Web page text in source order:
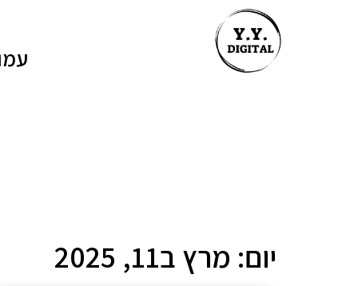
יום: מרץ ב11, 2025